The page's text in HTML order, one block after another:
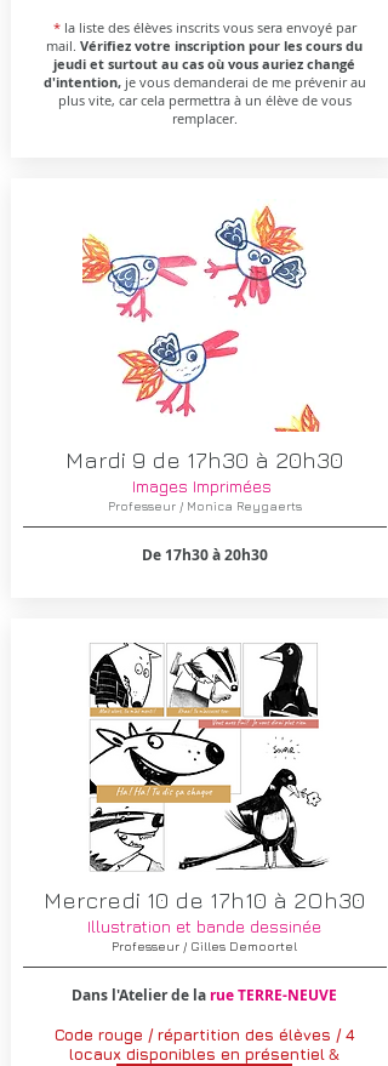
*la liste des élèves inscrits vous sera envoyé par
mail. Vérifiez votre inscription pour les cours du
jeudi et surtout au cas où vous auriez changé
d'intention,je vous demanderai de me prévenir au
plus vite, car cela permettra à un élève de vous
remplacer.
Mardi 9 de 17h30 à 20h30
Images Imprimées​
Professeur / Monica Reygaerts
De 17h30 à 20h30
Mercredi 10 de 17h10 à 2Oh30
Illustration et bande dessinée
Professeur / Gilles Demoortel
Dans l'Atelier de la rue TERRE-NEUVE
Code rouge / répartition des élèves / 4
locaux disponibles en présentiel &